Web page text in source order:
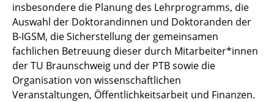
insbesondere die Planung des Lehrprogramms, die
Auswahl der Doktorandinnen und Doktoranden der
B-IGSM, die Sicherstellung der gemeinsamen
fachlichen Betreuung dieser durch Mitarbeiter*innen
der TU Braunschweig und der PTB sowie die
Organisation von wissenschaftlichen
Veranstaltungen, Öffentlichkeitsarbeit und Finanzen.